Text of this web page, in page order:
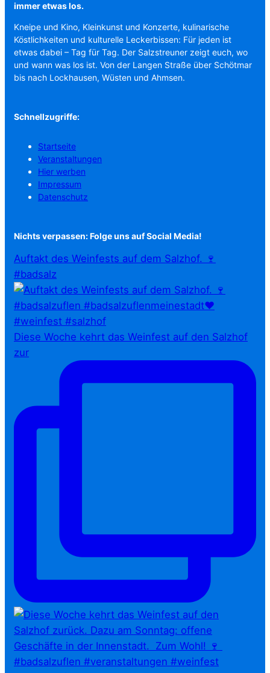
immer etwas los.
Kneipe und Kino, Kleinkunst und Konzerte, kulinarische
Köstlichkeiten und kulturelle Leckerbissen: Für jeden ist
etwas dabei – Tag für Tag. Der Salzstreuner zeigt euch, wo
und wann was los ist. Von der Langen Straße über Schötmar
bis nach Lockhausen, Wüsten und Ahmsen.
Schnellzugriffe:
Startseite
Veranstaltungen
Hier werben
Impressum
Datenschutz
Nichts verpassen: Folge uns auf Social Media!
Auftakt des Weinfests auf dem Salzhof. 🍷
#badsalz
Diese Woche kehrt das Weinfest auf den Salzhof
zur